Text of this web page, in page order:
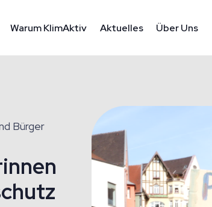
Warum KlimAktiv Aktuelles Über Uns
Bürger